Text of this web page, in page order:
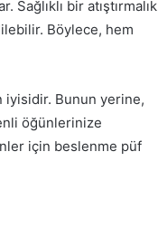
bir atıştırmalık
Böylece, hem
iyisidir. Bunun yerine,
öğünlerinize
için beslenme püf